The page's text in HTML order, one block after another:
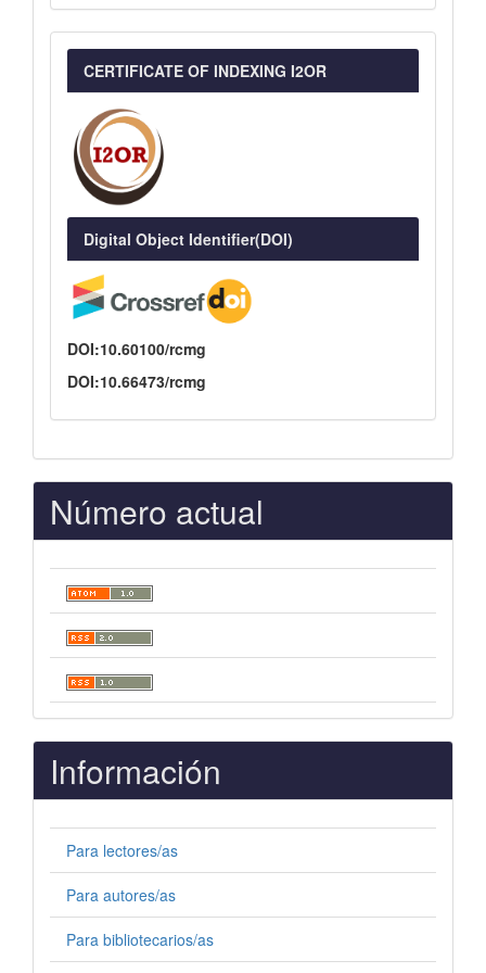
CERTIFICATE OF INDEXING I2OR
Digital Object Identifier(DOI)
DOI:10.60100/rcmg
DOI:10.66473/rcmg
Número actual
Información
Para lectores/as
Para autores/as
Para bibliotecarios/as